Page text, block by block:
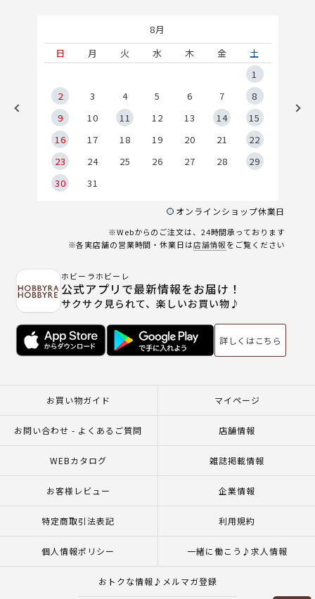
8月
日
月 火 水 木 金
土
1
2
3 4 5 6 7
8
9
10 11 12 13 14
15
16
17 18 19 20 21
22
23
24 25 26 27 28
29
30
31
オンラインショップ休業日
※Webからのご注文は、24時間承っております
※各実店舗の営業時間・休業日は店舗情報をご覧ください
ホビーラホビーレ
公式アプリで最新情報をお届け！
サクサク見られて、楽しいお買い物♪
詳しくはこちら
お買い物ガイド マイページ
お問い合わせ - よくあるご質問 店舗情報
WEBカタログ 雑誌掲載情報
お客様レビュー 企業情報
特定商取引法表記 利用規約
個人情報ポリシー 一緒に働こう♪求人情報
おトクな情報♪メルマガ登録